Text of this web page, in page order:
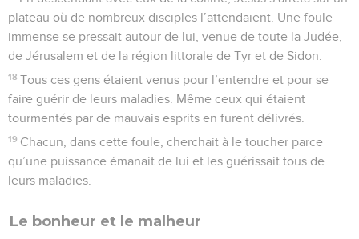
plateau où de nombreux disciples l’attendaient. Une foule
immense se pressait autour de lui, venue de toute la Judée,
de Jérusalem et de la région littorale de Tyr et de Sidon.
18 Tous ces gens étaient venus pour l’entendre et pour se
faire guérir de leurs maladies. Même ceux qui étaient
tourmentés par de mauvais esprits en furent délivrés.
19 Chacun, dans cette foule, cherchait à le toucher parce
qu’une puissance émanait de lui et les guérissait tous de
leurs maladies.
Le bonheur et le malheur